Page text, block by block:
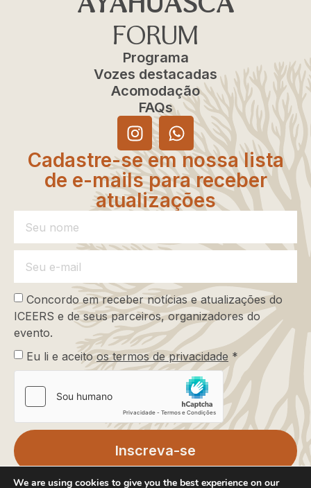
FORUM
Programa
Vozes destacadas
Acomodação
FAQs
Cadastre-se em nossa lista
de e-mails para receber
atualizações
Concordo em receber notícias e atualizações do
ICEERS e de seus parceiros, organizadores do
evento.
Eu li e aceitoos termos de privacidade *
Inscreva-se
We are using cookies to give you the best experience on our